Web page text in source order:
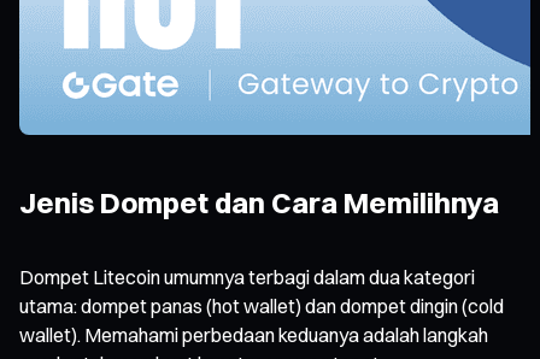
Jenis Dompet dan Cara Memilihnya
Dompet Litecoin umumnya terbagi dalam dua kategori
utama: dompet panas (hot wallet) dan dompet dingin (cold
wallet). Memahami perbedaan keduanya adalah langkah